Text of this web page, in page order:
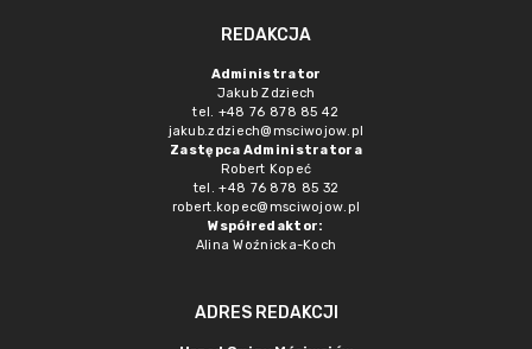
REDAKCJA
Administrator
Jakub Zdziech
tel. +48 76 878 85 42
jakub.zdziech@msciwojow.pl
Zastępca Administratora
Robert Kopeć
tel. +48 76 878 85 32
robert.kopec@msciwojow.pl
Współredaktor:
Alina Woźnicka-Koch
ADRES REDAKCJI